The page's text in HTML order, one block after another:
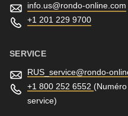
info.us@rondo-online.com
+1 201 229 9700
SERVICE
RUS_service@rondo-
+1 800 252 6552
service)